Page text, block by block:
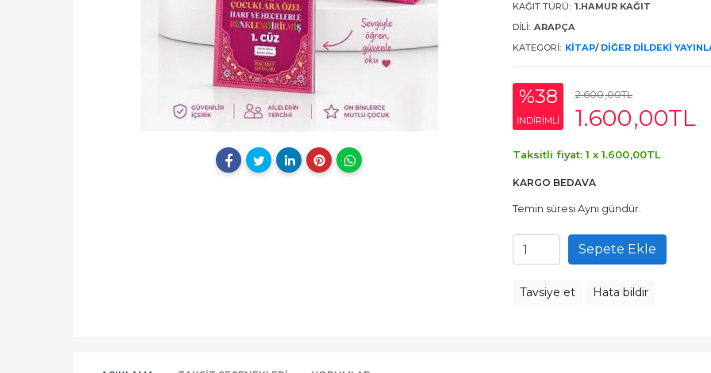
KAĞIT TÜRÜ: 1.HAMUR KAĞIT
DILI: ARAPÇA
KATEGORI: KITAP/ DIĞER DILDEKI
%38
INDIRIMLI
2.600,00TL
1.600,00TL
Taksitli fiyat: 1 x 1.600,00TL
KARGO BEDAVA
Temin süresi Aynı gündür.
Sepete Ekle
Tavsiye et Hata bildir